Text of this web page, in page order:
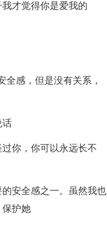
才觉得你是爱我的
全感，但是没有关系，
话
你，你可以永远长不
安全感之一。虽然我也
保护她